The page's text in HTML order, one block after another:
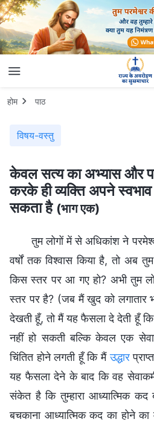
होम पाठ
विषय-वस्तु
केवल सत्य का अभ्यास और
करके ही व्यक्ति अपने
सकता है (भाग एक)
तुम लोगों में से अधिकांश ने
वर्षों तक विश्वास किया है, तो अब
किस स्तर पर आ गए हो? अभी तुम
स्तर पर है? (जब मैं खुद को लगातार
देखती हूँ, तो मैं यह फैसला दे देती हूँ
नहीं हो सकती बल्कि केवल एक
चिंतित होने लगती हूँ कि मैंउद्धार
यह फैसला देने के बाद कि वह
संकेत है कि तुम्हारा आध्यात्मिक
बचकाना आध्यात्मिक कद का होने